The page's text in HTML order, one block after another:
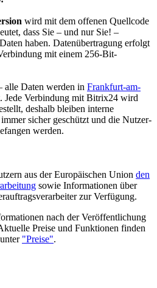
wird mit dem offenen Quellcode
dass Sie – und nur Sie! –
haben. Datenübertragung erfolgt
mit einem 256-Bit-
alle Daten werden in Frankfurt-am-
Jede Verbindung mit Bitrix24 wird
deshalb bleiben interne
sicher geschützt und die Nutzer-
werden.
aus der Europäischen Union den
sowie Informationen über
zur Verfügung.
nach der Veröffentlichung
Preise und Funktionen finden
"Preise".